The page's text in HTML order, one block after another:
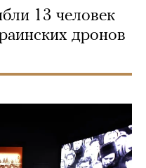
13 человек
дронов